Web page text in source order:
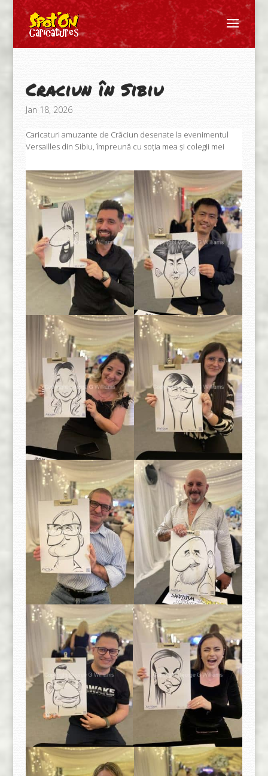
Craciun în Sibiu
Jan 18, 2026
Caricaturi amuzante de Crăciun desenate la evenimentul
Versailles din Sibiu, împreună cu soția mea și colegii mei